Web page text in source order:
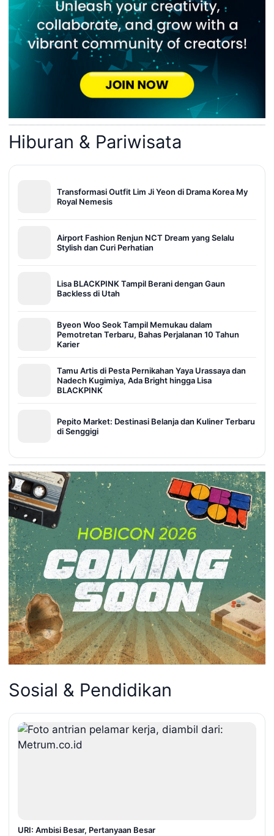
Hiburan & Pariwisata
Transformasi Outfit Lim Ji Yeon di Drama Korea My
Royal Nemesis
Airport Fashion Renjun NCT Dream yang Selalu
Stylish dan Curi Perhatian
Lisa BLACKPINK Tampil Berani dengan Gaun
Backless di Utah
Byeon Woo Seok Tampil Memukau dalam
Pemotretan Terbaru, Bahas Perjalanan 10 Tahun
Karier
Tamu Artis di Pesta Pernikahan Yaya Urassaya dan
Nadech Kugimiya, Ada Bright hingga Lisa
BLACKPINK
Pepito Market: Destinasi Belanja dan Kuliner Terbaru
di Senggigi
Sosial & Pendidikan
URI: Ambisi Besar, Pertanyaan Besar